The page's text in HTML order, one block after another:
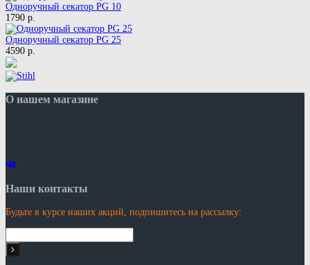
Одноручный секатор PG 10
1790 р.
Одноручный секатор PG 25
4590 р.
О нашем магазине
Наши контакты
Будьте в курсе наших акций, подпишитесь на рассылку: